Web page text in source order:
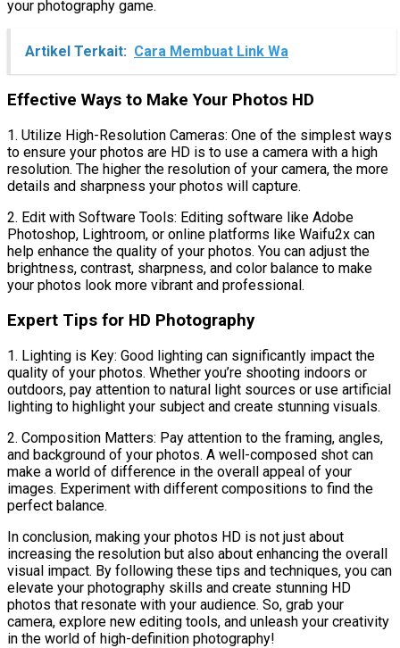
your photography game.
Artikel Terkait: Cara Membuat Link Wa
Effective Ways to Make Your Photos HD
1. Utilize High-Resolution Cameras: One of the simplest ways
to ensure your photos are HD is to use a camera with a high
resolution. The higher the resolution of your camera, the more
details and sharpness your photos will capture.
2. Edit with Software Tools: Editing software like Adobe
Photoshop, Lightroom, or online platforms like Waifu2x can
help enhance the quality of your photos. You can adjust the
brightness, contrast, sharpness, and color balance to make
your photos look more vibrant and professional.
Expert Tips for HD Photography
1. Lighting is Key: Good lighting can significantly impact the
quality of your photos. Whether you’re shooting indoors or
outdoors, pay attention to natural light sources or use artificial
lighting to highlight your subject and create stunning visuals.
2. Composition Matters: Pay attention to the framing, angles,
and background of your photos. A well-composed shot can
make a world of difference in the overall appeal of your
images. Experiment with different compositions to find the
perfect balance.
In conclusion, making your photos HD is not just about
increasing the resolution but also about enhancing the overall
visual impact. By following these tips and techniques, you can
elevate your photography skills and create stunning HD
photos that resonate with your audience. So, grab your
camera, explore new editing tools, and unleash your creativity
in the world of high-definition photography!